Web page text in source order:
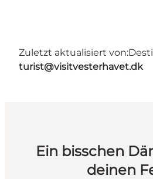
Zuletzt aktualisiert von:
turist@visitvesterhavet.dk
Ein bisschen
deinen